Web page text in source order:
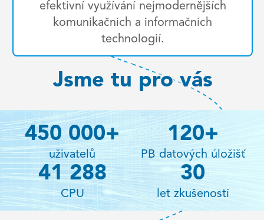
efektivní využívání nejmodernějších
komunikačních a informačních
technologií.
Jsme tu pro vás
450 000+
uživatelů
120+
PB datových úložišť
41 288
CPU
30
let zkušeností